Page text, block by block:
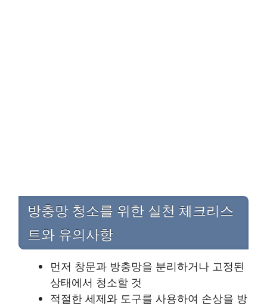
방충망 청소를 위한 실천 체크리스
트와 유의사항
먼저 창문과 방충망을 분리하거나 고정된
상태에서 청소할 것
적절한 세제와 도구를 사용하여 손상을 방